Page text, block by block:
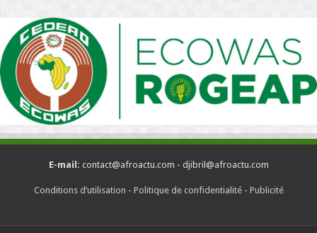
E-mail: contact@afroactu.com - djibril@afroactu.com
Conditions d’utilisation - Politique de confidentialité- Publicité